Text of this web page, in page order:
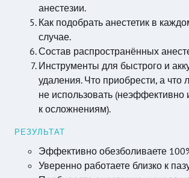
анестезии.
Как подобрать анестетик в
случае.
Состав распространённых
Инструменты для быстрого и
удаления. Что приобрести, а что
не использовать (неэффективно
к осложнениям).
РЕЗУЛЬТАТ
Эффективно обезболиваете
Уверенно работаете близко к